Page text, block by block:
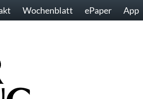
Wochenblatt ePaper App